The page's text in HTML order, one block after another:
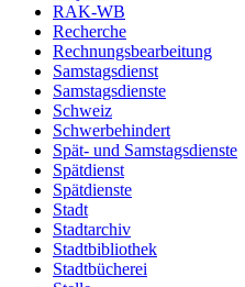
RAK-WB
Recherche
Rechnungsbearbeitung
Samstagsdienst
Samstagsdienste
Schweiz
Schwerbehindert
Spät- und Samstagsdienste
Spätdienst
Spätdienste
Stadt
Stadtarchiv
Stadtbibliothek
Stadtbücherei